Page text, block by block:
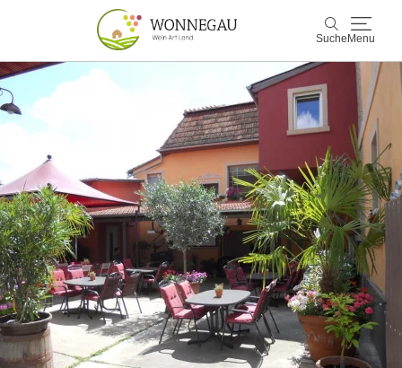
Suche Menu
Suche
Wonnegau
Entdecken & Erleben
Wein & Genuss
Kultur & Events
Buchen & Service